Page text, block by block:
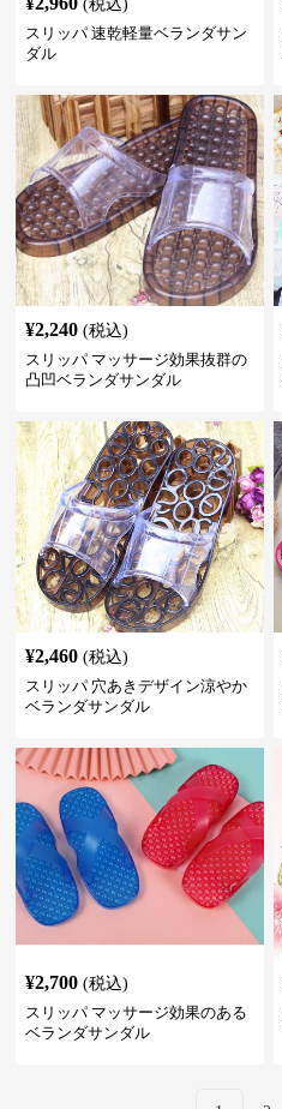
(税込)
スリッパ 速乾軽量ベランダサン
ダル
¥2,240 (税込)
スリッパ マッサージ効果抜群の
凸凹ベランダサンダル
¥2,460 (税込)
スリッパ 穴あきデザイン涼やか
ベランダサンダル
¥2,700 (税込)
スリッパ マッサージ効果のある
ベランダサンダル